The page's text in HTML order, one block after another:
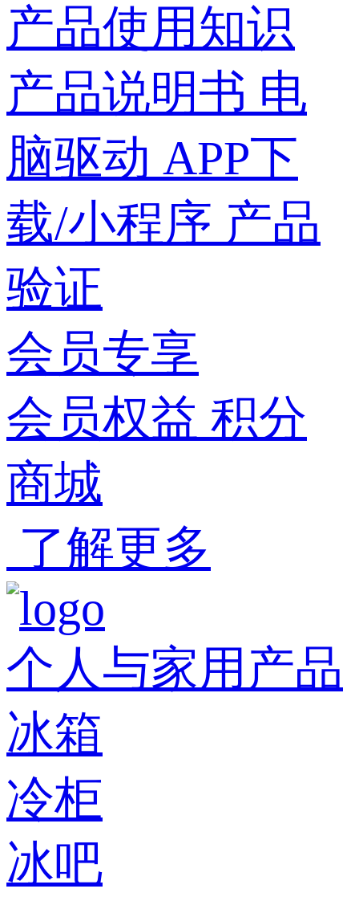
产品使用知识
产品说明书 电
脑驱动 APP下
载/小程序 产品
验证
会员专享
会员权益 积分
商城
了解更多
个人与家用产品
冰箱
冷柜
冰吧